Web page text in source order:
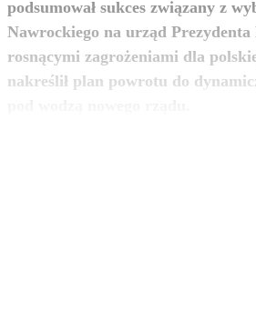
podsumował sukces związany z
Nawrockiego na urząd Prezydenta
rosnącymi zagrożeniami dla
nakreślił plan powrotu do
zobacz